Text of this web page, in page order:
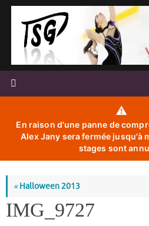
Passer
contenu
⚠️
En raison d'une panne de
Alex Jany sera fermée jusqu'à
stages sont
«Halloween 2013
IMG_9727